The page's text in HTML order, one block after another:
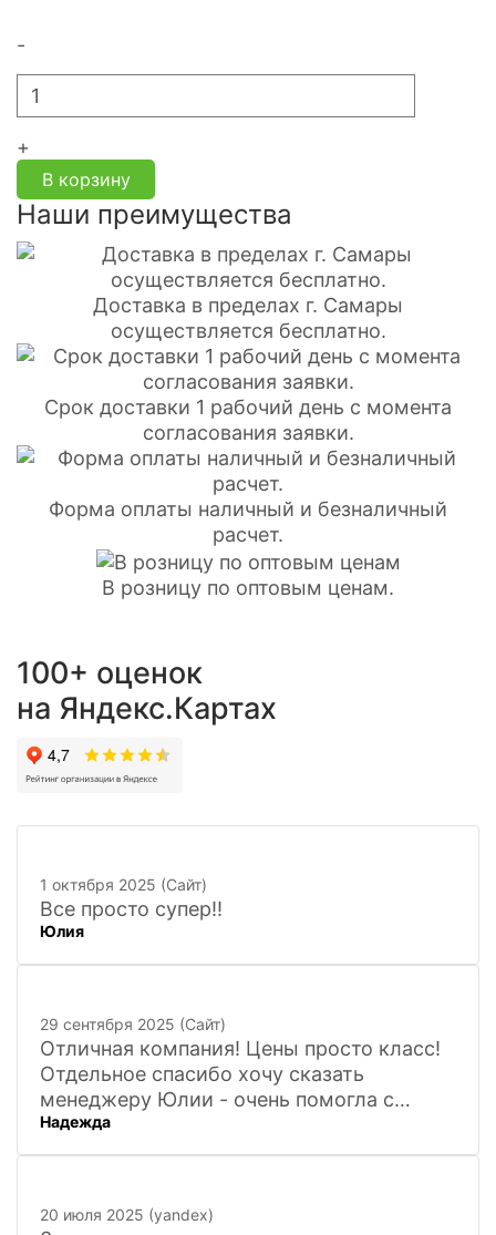
-
+
В корзину
Наши преимущества
Доставка в пределах г. Самары
осуществляется бесплатно.
Срок доставки 1 рабочий день с момента
согласования заявки.
Форма оплаты наличный и безналичный
расчет.
В розницу по оптовым ценам.
100+ оценок
на Яндекс.Картах
1 октября 2025 (Сайт)
Все просто супер!!
Юлия
29 сентября 2025 (Сайт)
Отличная компания! Цены просто класс!
Отдельное спасибо хочу сказать
менеджеру Юлии - очень помогла с
покупкой и доставкой сувенирных
фигурок! Буду ждать новинок и покупать
Надежда
20 июля 2025 (yandex)